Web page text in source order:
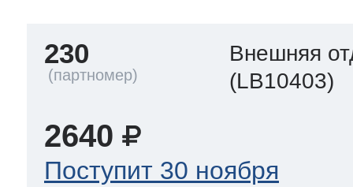
230
Внешняя
(LB10403)
2640
Поступит 30 ноября